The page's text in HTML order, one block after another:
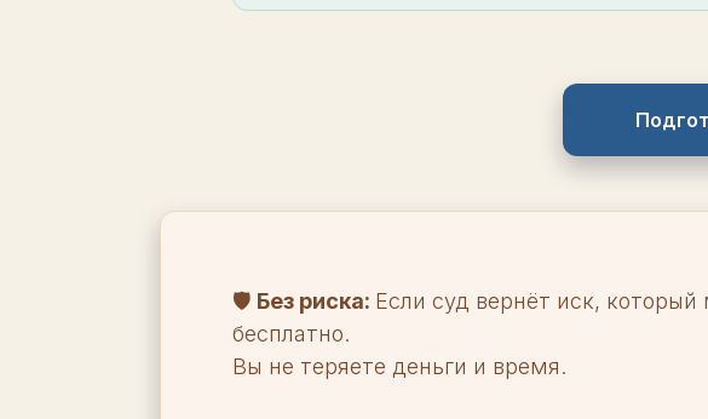
🛡️ Без риска: Если суд вернёт иск,
бесплатно.
Вы не теряете деньги и время.